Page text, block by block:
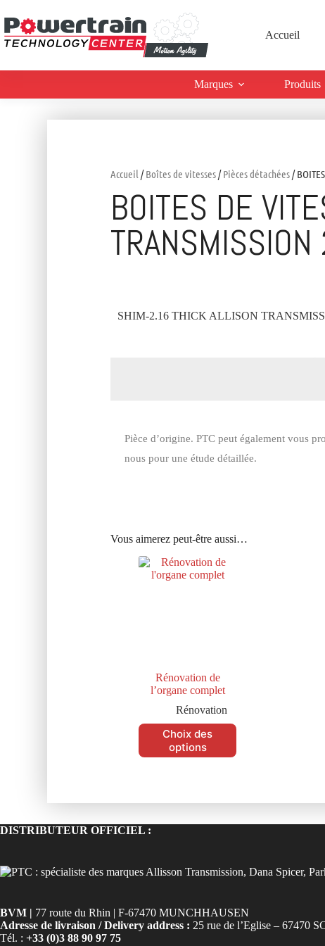
Accueil
Marques Produits
Accueil /Boîtes de vitesses/Pièces détachées/
BOITES DE
SHIM-2.16 THICK ALLISON
Pièce d’origine. PTC peut également vous
nous pour une étude détaillée.
Vous aimerez peut-être aussi…
Rénovation de
l’organe complet
Rénovation
Choix des
options
DISTRIBUTEUR OFFICIEL :
BVM | 77 route du Rhin | F-67470 MUNCHHAUSEN
Adresse de livraison / Delivery address : 25 rue de l’Eglise – 67470
Tél. : +33 (0)3 88 90 97 75